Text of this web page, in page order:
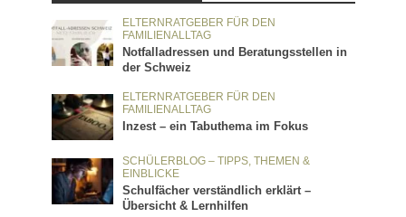
ELTERNRATGEBER FÜR DEN
FAMILIENALLTAG
Notfalladressen und Beratungsstellen in
der Schweiz
ELTERNRATGEBER FÜR DEN
FAMILIENALLTAG
Inzest – ein Tabuthema im Fokus
SCHÜLERBLOG – TIPPS, THEMEN &
EINBLICKE
Schulfächer verständlich erklärt –
Übersicht & Lernhilfen